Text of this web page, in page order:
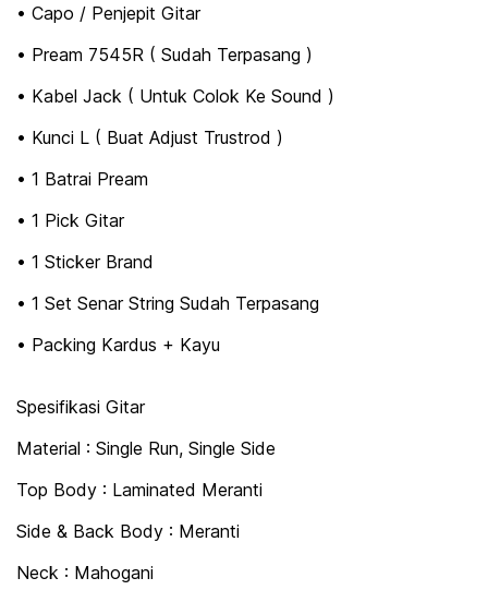
• Capo / Penjepit Gitar
• Pream 7545R ( Sudah Terpasang )
• Kabel Jack ( Untuk Colok Ke Sound )
• Kunci L ( Buat Adjust Trustrod )
• 1 Batrai Pream
• 1 Pick Gitar
• 1 Sticker Brand
• 1 Set Senar String Sudah Terpasang
• Packing Kardus + Kayu
Spesifikasi Gitar
Material : Single Run, Single Side
Top Body : Laminated Meranti
Side & Back Body : Meranti
Neck : Mahogani